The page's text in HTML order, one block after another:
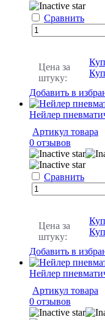
Сравнить
Цена за
штуку:
Добавить в
Нейлер
Артикул товара
0 отзывов
Сравнить
Цена за
штуку:
Добавить в
Нейлер
Артикул товара
0 отзывов